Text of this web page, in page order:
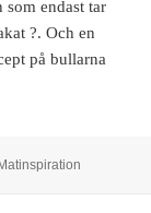
endast tar
?. Och en
på bullarna
Matinspiration